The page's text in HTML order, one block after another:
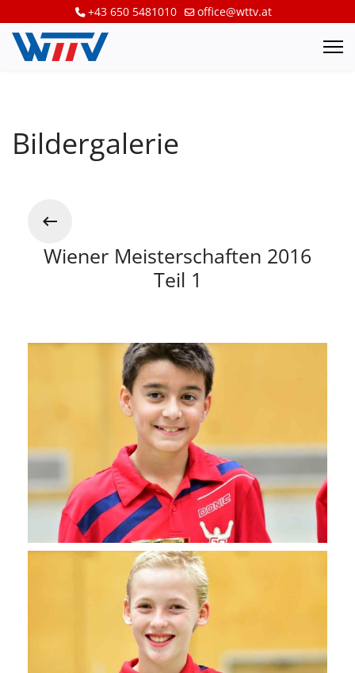
+43 650 5481010 office@wttv.at
Bildergalerie
Wiener Meisterschaften 2016
Teil 1